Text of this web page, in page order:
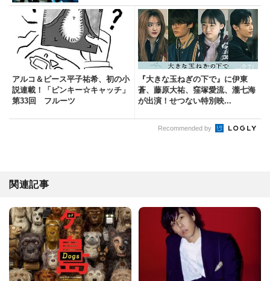
アルコ＆ピース平子祐希、初の小
説連載！「ピンキー☆キャッチ」
第33回 フルーツ
『大きな玉ねぎの下で』に伊東
蒼、藤原大祐、窪塚愛流、瀧七海
が出演！せつない特別映...
Recommended by
関連記事